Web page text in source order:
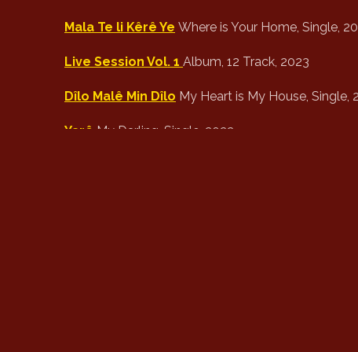
Mala Te li Kêrê Ye Where is Your Home, Single,
Live Session Vol. 1 Album, 12 Track, 2023
Dîlo Malê Min Dîlo My Heart is My House, Single,
Yarê My Darling, Single, 2022